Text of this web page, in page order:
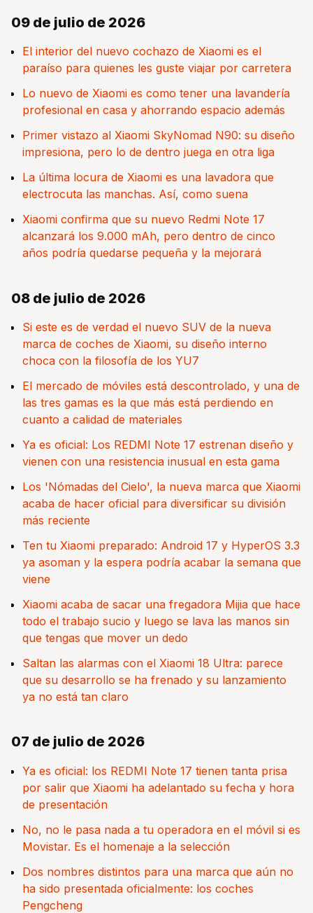
09 de julio de 2026
El interior del nuevo cochazo de Xiaomi es el
paraíso para quienes les guste viajar por carretera
Lo nuevo de Xiaomi es como tener una lavandería
profesional en casa y ahorrando espacio además
Primer vistazo al Xiaomi SkyNomad N90: su diseño
impresiona, pero lo de dentro juega en otra liga
La última locura de Xiaomi es una lavadora que
electrocuta las manchas. Así, como suena
Xiaomi confirma que su nuevo Redmi Note 17
alcanzará los 9.000 mAh, pero dentro de cinco
años podría quedarse pequeña y la mejorará
08 de julio de 2026
Si este es de verdad el nuevo SUV de la nueva
marca de coches de Xiaomi, su diseño interno
choca con la filosofía de los YU7
El mercado de móviles está descontrolado, y una de
las tres gamas es la que más está perdiendo en
cuanto a calidad de materiales
Ya es oficial: Los REDMI Note 17 estrenan diseño y
vienen con una resistencia inusual en esta gama
Los 'Nómadas del Cielo', la nueva marca que Xiaomi
acaba de hacer oficial para diversificar su división
más reciente
Ten tu Xiaomi preparado: Android 17 y HyperOS 3.3
ya asoman y la espera podría acabar la semana que
viene
Xiaomi acaba de sacar una fregadora Mijia que hace
todo el trabajo sucio y luego se lava las manos sin
que tengas que mover un dedo
Saltan las alarmas con el Xiaomi 18 Ultra: parece
que su desarrollo se ha frenado y su lanzamiento
ya no está tan claro
07 de julio de 2026
Ya es oficial: los REDMI Note 17 tienen tanta prisa
por salir que Xiaomi ha adelantado su fecha y hora
de presentación
No, no le pasa nada a tu operadora en el móvil si es
Movistar. Es el homenaje a la selección
Dos nombres distintos para una marca que aún no
ha sido presentada oficialmente: los coches
Pengcheng